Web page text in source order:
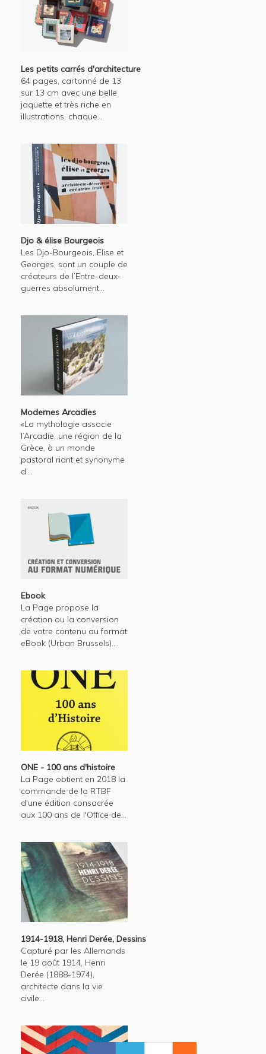
Les petits carrés d'architecture
64 pages, cartonné de 13
sur 13 cm avec une belle
jaquette et très riche en
illustrations, chaque...
Djo & élise Bourgeois
Les Djo-Bourgeois, Elise et
Georges, sont un couple de
créateurs de l’Entre-deux-
guerres absolument...
Modernes Arcadies
«La mythologie associe
l’Arcadie, une région de la
Grèce, à un monde
pastoral riant et synonyme
d’...
Ebook
La Page propose la
création ou la conversion
de votre contenu au format
eBook (Urban Brussels)....
ONE - 100 ans d'histoire
La Page obtient en 2018 la
commande de la RTBF
d'une édition consacrée
aux 100 ans de l'Office de...
1914-1918, Henri Derée, Dessins
Capturé par les Allemands
le 19 août 1914, Henri
Derée (1888-1974),
architecte dans la vie
civile...